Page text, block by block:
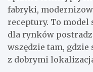
fabryki,
receptury. To
dla rynków
wszędzie tam, gdzie
z dobrymi